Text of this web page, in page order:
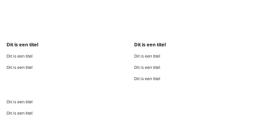
Dit is een titel
Dit is een titel
Dit is een titel
Dit is een titel
Dit is een titel
Dit is een titel
Dit is een titel
Dit is een titel
Dit is een titel